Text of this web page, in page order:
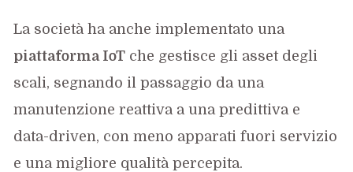
La società ha anche implementato una
piattaforma IoT che gestisce gli asset degli
scali, segnando il passaggio da una
manutenzione reattiva a una predittiva e
data-driven, con meno apparati fuori servizio
e una migliore qualità percepita.